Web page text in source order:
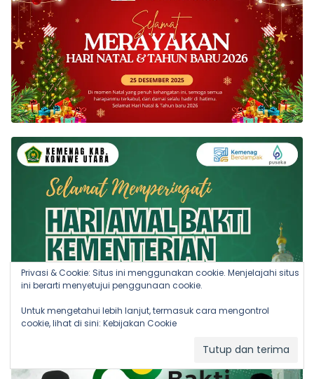
Privasi & Cookie: Situs ini menggunakan cookie. Menjelajahi situs
ini berarti menyetujui penggunaan cookie.
Untuk mengetahui lebih lanjut, termasuk cara mengontrol
cookie, lihat di sini: Kebijakan Cookie